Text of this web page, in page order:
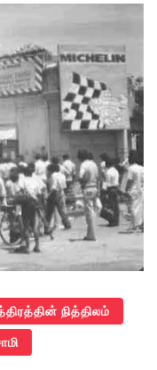
நித்திலம்